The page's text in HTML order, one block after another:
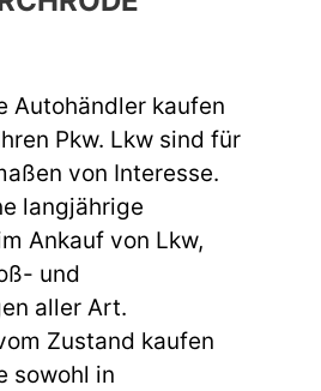
Autohändler kaufen
Pkw. Lkw sind für
von Interesse.
langjährige
Ankauf von Lkw,
und
aller Art.
Zustand kaufen
sowohl in